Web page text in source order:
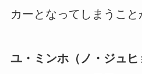
カーとなってしまうこと
ユ・ミンホ（ノ・ジュヒ